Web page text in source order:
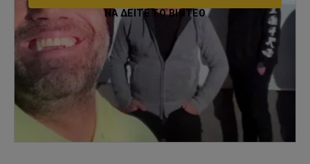
ΝΑ ΔΕΊΤΕ ΤΟ ΒΙΝΤΕΟ